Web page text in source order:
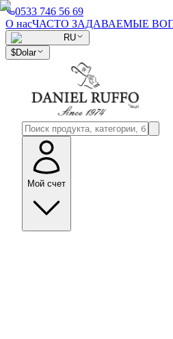
0533 746 56 69
О насЧАСТО ЗАДАВАЕМЫЕ
RU
$Dolar
Мой счет